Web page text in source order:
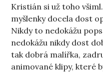
Kristián si už toho
myšlenky docela dost
Nikdy to nedokážu
nedokážu nikdy dost
tak dobrá malířka,
animované klipy, které